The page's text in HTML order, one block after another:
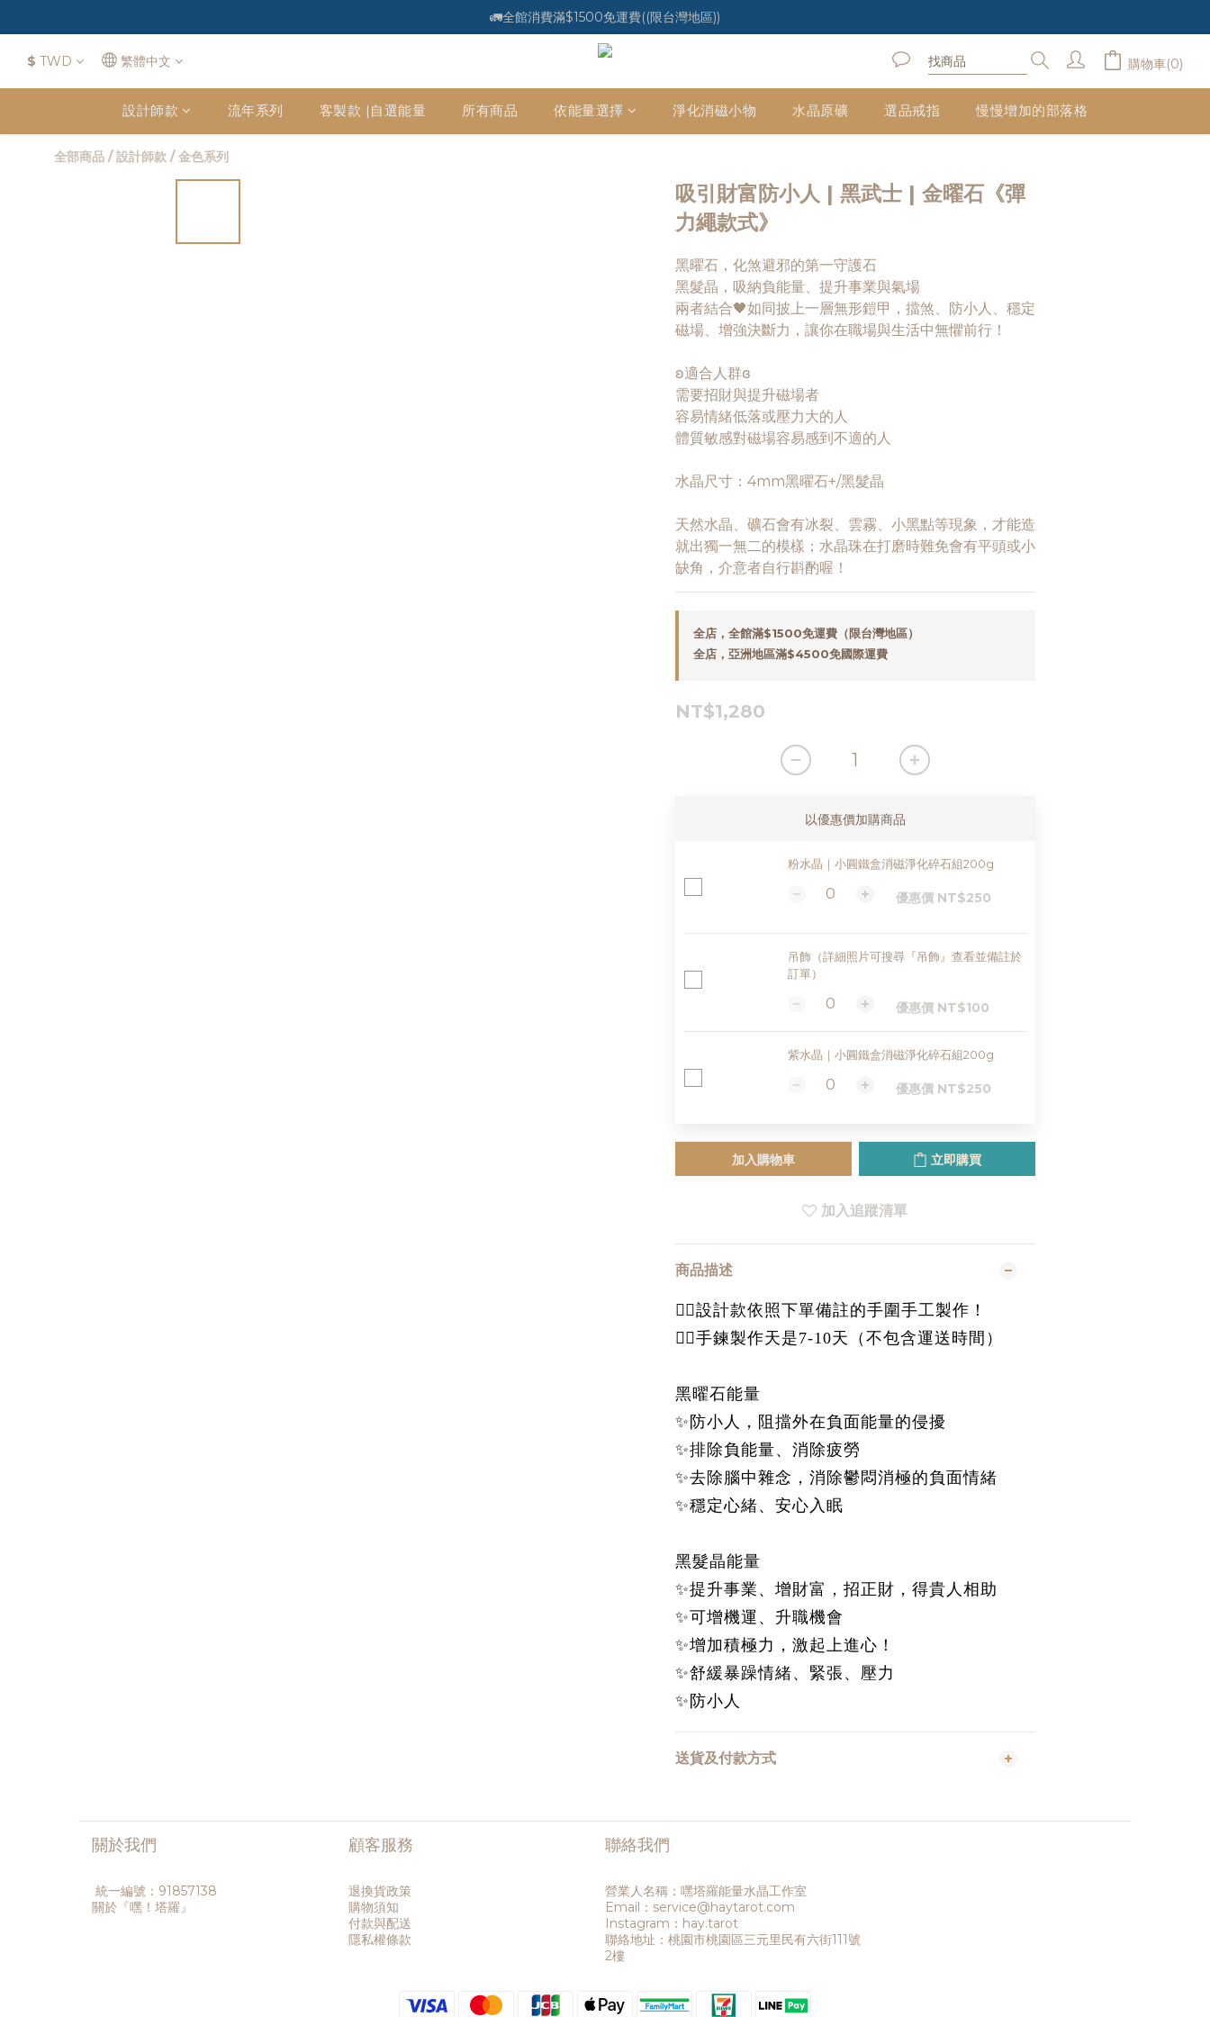
🚛全館消費滿$1500免運費((限台灣地區))
$ TWD 繁體中文 購物車(0)
設計師款 流年系列 客製款 |自選能量 所有商品 依能量選擇 淨化消磁小物 水晶原礦 選品戒指 慢慢增加的部落格
全部商品 /設計師款 /金色系列
吸引財富防小人 | 黑武士 | 金曜石《彈
力繩款式》
黑曜石，化煞避邪的第一守護石
黑髮晶，吸納負能量、提升事業與氣場
兩者結合🖤如同披上一層無形鎧甲，擋煞、防小人、穩定
磁場、增強決斷力，讓你在職場與生活中無懼前行！
ʚ適合人群ɞ
需要招財與提升磁場者
容易情緒低落或壓力大的人
體質敏感對磁場容易感到不適的人
水晶尺寸：4mm黑曜石+/黑髮晶
天然水晶、礦石會有冰裂、雲霧、小黑點等現象，才能造
就出獨一無二的模樣；水晶珠在打磨時難免會有平頭或小
缺角，介意者自行斟酌喔！
全店，全館滿$1500免運費（限台灣地區）
全店，亞洲地區滿$4500免國際運費
NT$1,280
以優惠價加購商品
粉水晶｜小圓鐵盒消磁淨化碎石組200g
優惠價 NT$250
吊飾（詳細照片可搜尋『吊飾』查看並備註於
訂單）
優惠價 NT$100
紫水晶｜小圓鐵盒消磁淨化碎石組200g
優惠價 NT$250
加入購物車 立即購買
加入追蹤清單
商品描述
👉🏻設計款依照下單備註的手圍手工製作！
👉🏻手鍊製作天是7-10天（不包含運送時間）
黑曜石能量
✨防小人，阻擋外在負面能量的侵擾
✨排除負能量、消除疲勞
✨去除腦中雜念，消除鬱悶消極的負面情緒
✨穩定心緒、安心入眠
黑髮晶能量
✨提升事業、增財富，招正財，得貴人相助
✨可增機運、升職機會
✨增加積極力，激起上進心！
✨舒緩暴躁情緒、緊張、壓力
✨防小人
送貨及付款方式
關於我們
統一編號：91857138
關於『嘿！塔羅』
顧客服務
退換貨政策
購物須知
付款與配送
隱私權條款
聯絡我們
營業人名稱：嘿塔羅能量水晶工作室
Email：service@haytarot.com
Instagram：hay.tarot
聯絡地址：桃園市桃園區三元里民有六街111號
2樓